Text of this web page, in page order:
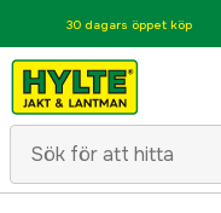
30 dagars öppet köp